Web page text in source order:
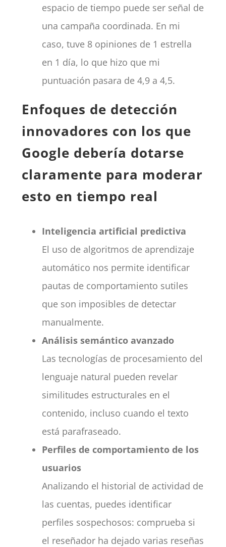
espacio de tiempo puede ser señal de
una campaña coordinada. En mi
caso, tuve 8 opiniones de 1 estrella
en 1 día, lo que hizo que mi
puntuación pasara de 4,9 a 4,5.
Enfoques de detección
innovadores con los que
Google debería dotarse
claramente para moderar
esto en tiempo real
Inteligencia artificial predictiva
El uso de algoritmos de aprendizaje
automático nos permite identificar
pautas de comportamiento sutiles
que son imposibles de detectar
manualmente.
Análisis semántico avanzado
Las tecnologías de procesamiento del
lenguaje natural pueden revelar
similitudes estructurales en el
contenido, incluso cuando el texto
está parafraseado.
Perfiles de comportamiento de los
usuarios
Analizando el historial de actividad de
las cuentas, puedes identificar
perfiles sospechosos: comprueba si
el reseñador ha dejado varias reseñas